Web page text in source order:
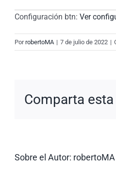
Configuración btn: Ver
PorrobertoMA | 7 de julio de 2022 |
Comparta
Sobre el Autor: robertoMA